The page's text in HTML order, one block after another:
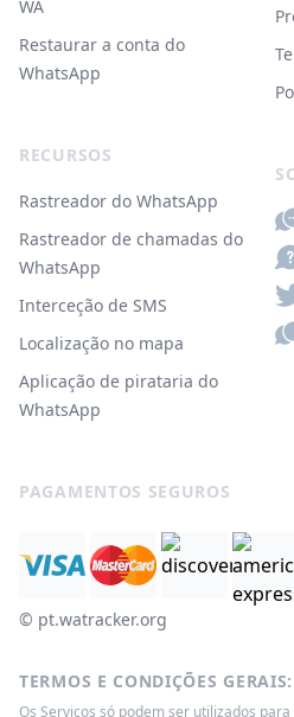
WA
Restaurar a conta do
WhatsApp
RECURSOS
Rastreador do WhatsApp
Rastreador de chamadas do
WhatsApp
Interceção de SMS
Localização no mapa
Aplicação de pirataria do
WhatsApp
PAGAMENTOS SEGUROS
© ‌pt.watracker.org
TERMOS E CONDIÇÕES GERAIS:
Os Serviços só podem ser utilizados